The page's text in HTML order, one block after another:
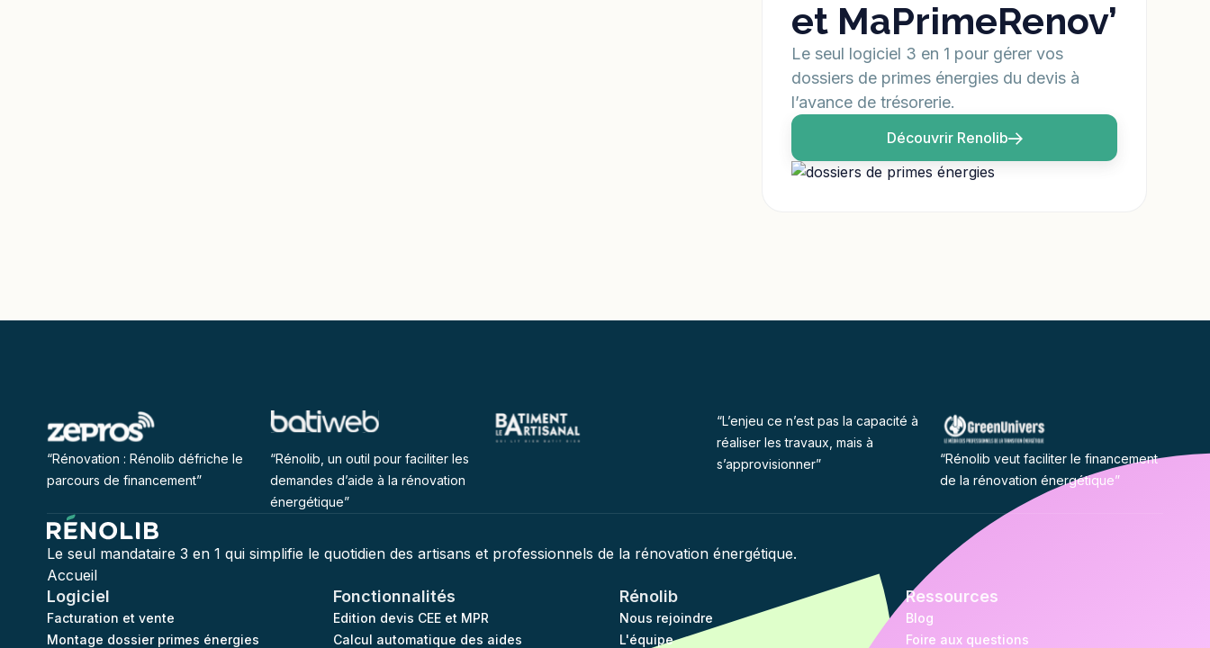
et MaPrimeRenov’
Le seul logiciel 3 en 1 pour gérer vos
dossiers de primes énergies du devis à
l’avance de trésorerie.
Découvrir Renolib
“Rénovation : Rénolib défriche le
parcours de financement”
“Rénolib, un outil pour faciliter les
demandes d’aide à la rénovation
énergétique”
“L’enjeu ce n’est pas la capacité à
réaliser les travaux, mais à
s’approvisionner”
“Rénolib veut faciliter le financement
de la rénovation énergétique”
Le seul mandataire 3 en 1 qui simplifie le quotidien des artisans et professionnels de la rénovation énergétique.
Accueil
Logiciel
Facturation et vente
Montage dossier primes énergies
Fonctionnalités
Edition devis CEE et MPR
Calcul automatique des aides
Rénolib
Nous rejoindre
L'équipe
Ressources
Blog
Foire aux questions